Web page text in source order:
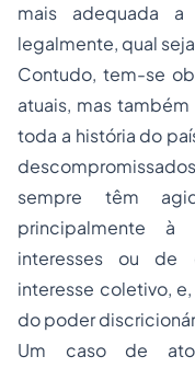
mais adequada
legalmente, qual
Contudo, tem-se
atuais, mas
toda a história do
sempre têm
principalmente à
interesses ou de
interesse coletivo,
do poder
Um caso de